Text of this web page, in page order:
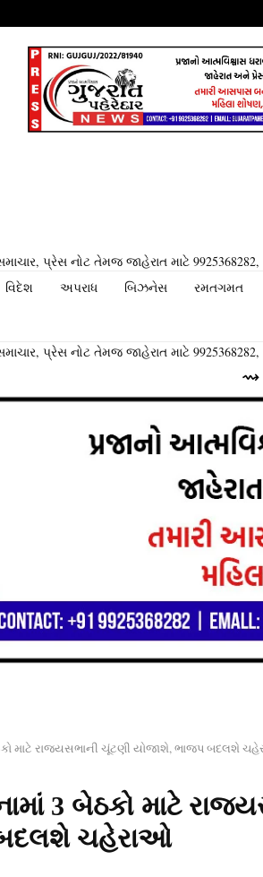
પ્રેસ નોટ તેમજ જાહેરાત માટે
વિદેશ અપરાધ બિઝનેસ રમતગમત
પ્રેસ નોટ તેમજ જાહેરાત માટે
⇝ વોટ્સએપ
માટે રાજ્યસભાની ચૂંટણી યોજાશે, ભાજપ બદલશે
3 બેઠકો માટે
ચહેરાઓ